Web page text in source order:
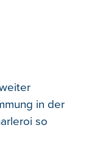
in der
so